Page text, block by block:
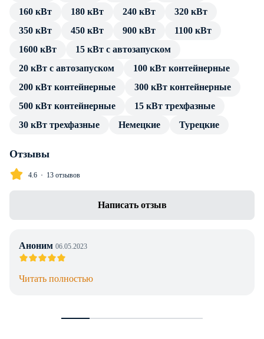
источника тока. Подключение потребителя производится
посредством стандартных разъемов, без трансформатора и
В каталоге товаров компании Энерджи Групп — только
генератор Aksa AD-580 в кожухе с АВР имеет весь пакет
технической документации и продолжительную гарантию
производителя. Профессиональные консультации по
предоставляем в полном объеме без дополнительной
компанией, инженерное сопровождение проекта.
160 кВт
180 кВт 240 кВт
320 кВт
350 кВт
450 кВт 900 кВт
1100 кВт
1600 кВт
15 кВт с автозапуском
20 кВт с автозапуском
100 кВт контейнерные
200 кВт контейнерные
300 кВт контейнерные
500 кВт контейнерные
15 кВт трехфазные
30 кВт трехфазные
Немецкие Турецкие
Отзывы
4.6 13 отзывов
Написать отзыв
Аноним 06.05.2023
Читать полностью